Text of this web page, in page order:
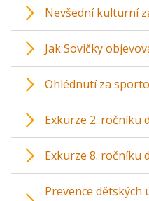
Nevšední kulturní
Jak Sovičky
Ohlédnutí za
Exkurze 2. ročníku
Exkurze 8. ročníku
Prevence dětských